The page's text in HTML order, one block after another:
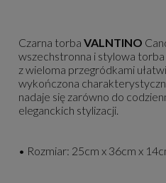
Czarna torba VALNTINO
wszechstronna i stylowa
z wieloma przegródkami
wykończona
nadaje się zarówno do
eleganckich stylizacji.
• Rozmiar: 25cm x 36cm x